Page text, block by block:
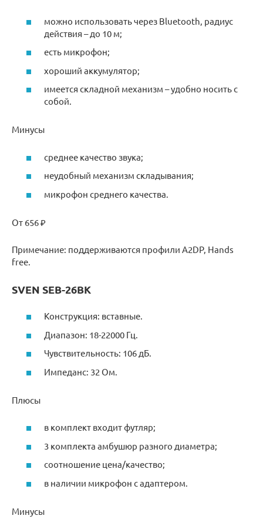
можно использовать через Bluetooth, радиус
действия – до 10 м;
есть микрофон;
хороший аккумулятор;
имеется складной механизм – удобно носить с
собой.
Минусы
среднее качество звука;
неудобный механизм складывания;
микрофон среднего качества.
От 656 ₽
Примечание: поддерживаются профили A2DP, Hands
free.
SVEN SEB-26BK
Конструкция: вставные.
Диапазон: 18-22000 Гц.
Чувствительность: 106 дБ.
Импеданс: 32 Ом.
Плюсы
в комплект входит футляр;
3 комплекта амбушюр разного диаметра;
соотношение цена/качество;
в наличии микрофон с адаптером.
Минусы